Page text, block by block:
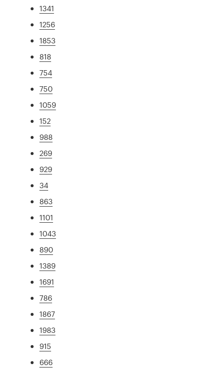
1341
1256
1853
818
754
750
1059
152
988
269
929
34
863
1101
1043
890
1389
1691
786
1867
1983
915
666